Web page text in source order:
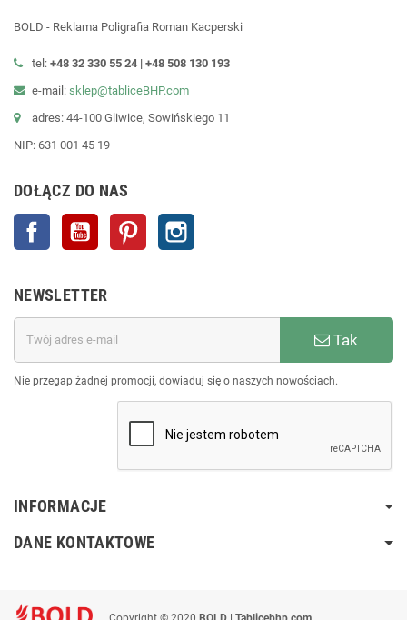
BOLD - Reklama Poligrafia Roman Kacperski
tel: +48 32 330 55 24 | +48 508 130 193
e-mail: sklep@tabliceBHP.com
adres: 44-100 Gliwice, Sowińskiego 11
NIP: 631 001 45 19
DOŁĄCZ DO NAS
Facebook YouTube Pinterest
NEWSLETTER
Tak
Nie przegap żadnej promocji, dowiaduj się o naszych nowościach.
INFORMACJE
DANE KONTAKTOWE